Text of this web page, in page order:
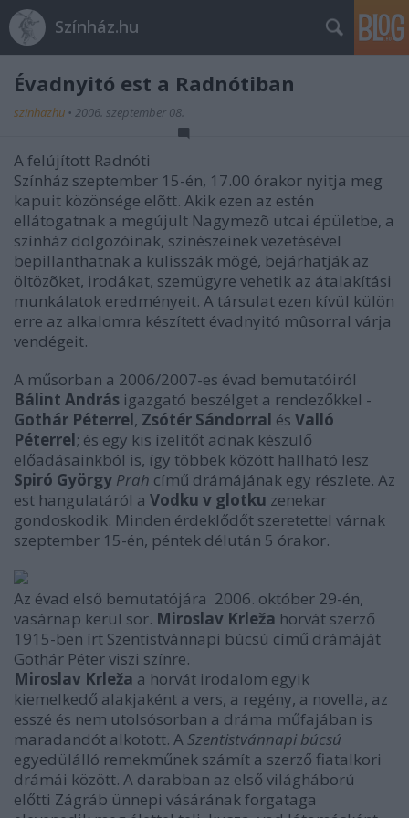
Színház.hu
Évadnyitó est a Radnótiban
szinhazhu • 2006. szeptember 08.
A felújított Radnóti
Színház szeptember 15-én, 17.00 órakor nyitja meg
kapuit közönsége elõtt. Akik ezen az estén
ellátogatnak a megújult Nagymezõ utcai épületbe, a
színház dolgozóinak, színészeinek vezetésével
bepillanthatnak a kulisszák mögé, bejárhatják az
öltözõket, irodákat, szemügyre vehetik az átalakítási
munkálatok eredményeit. A társulat ezen kívül külön
erre az alkalomra készített évadnyitó mûsorral várja
vendégeit.
A műsorban a 2006/2007-es évad bemutatóiról
Bálint András igazgató beszélget a rendezőkkel -
Gothár Péterrel, Zsótér Sándorral és Valló
Péterrel; és egy kis ízelítőt adnak készülő
előadásainkból is, így többek között hallható lesz
Spiró György Prah című drámájának egy részlete. Az
est hangulatáról a Vodku v glotku zenekar
gondoskodik. Minden érdeklődőt szeretettel várnak
szeptember 15-én, péntek délután 5 órakor.
Az évad első bemutatójára 2006. október 29-én,
vasárnap kerül sor. Miroslav Krleža horvát szerző
1915-ben írt Szentistvánnapi búcsú című drámáját
Gothár Péter viszi színre.
Miroslav Krleža a horvát irodalom egyik
kiemelkedő alakjaként a vers, a regény, a novella, az
esszé és nem utolsósorban a dráma műfajában is
maradandót alkotott. A Szentistvánnapi búcsú
egyedülálló remekműnek számít a szerző fiatalkori
drámái között. A darabban az első világháború
előtti Zágráb ünnepi vásárának forgataga